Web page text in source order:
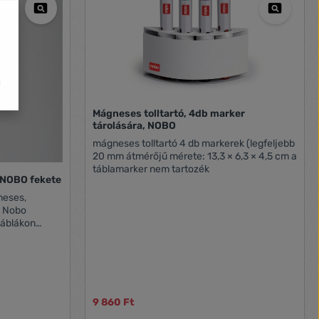
Mágneskorong, 20 mm, 8 db, NOBO fekete
Mágneses tolltartó, 4db marker
tárolására, NOBO
mágneses tolltartó 4 db markerek (legfeljebb
20 mm átmérőjű mérete: 13,3 × 6,3 × 4,5 cm a
táblamarker nem tartozék
9 860 Ft